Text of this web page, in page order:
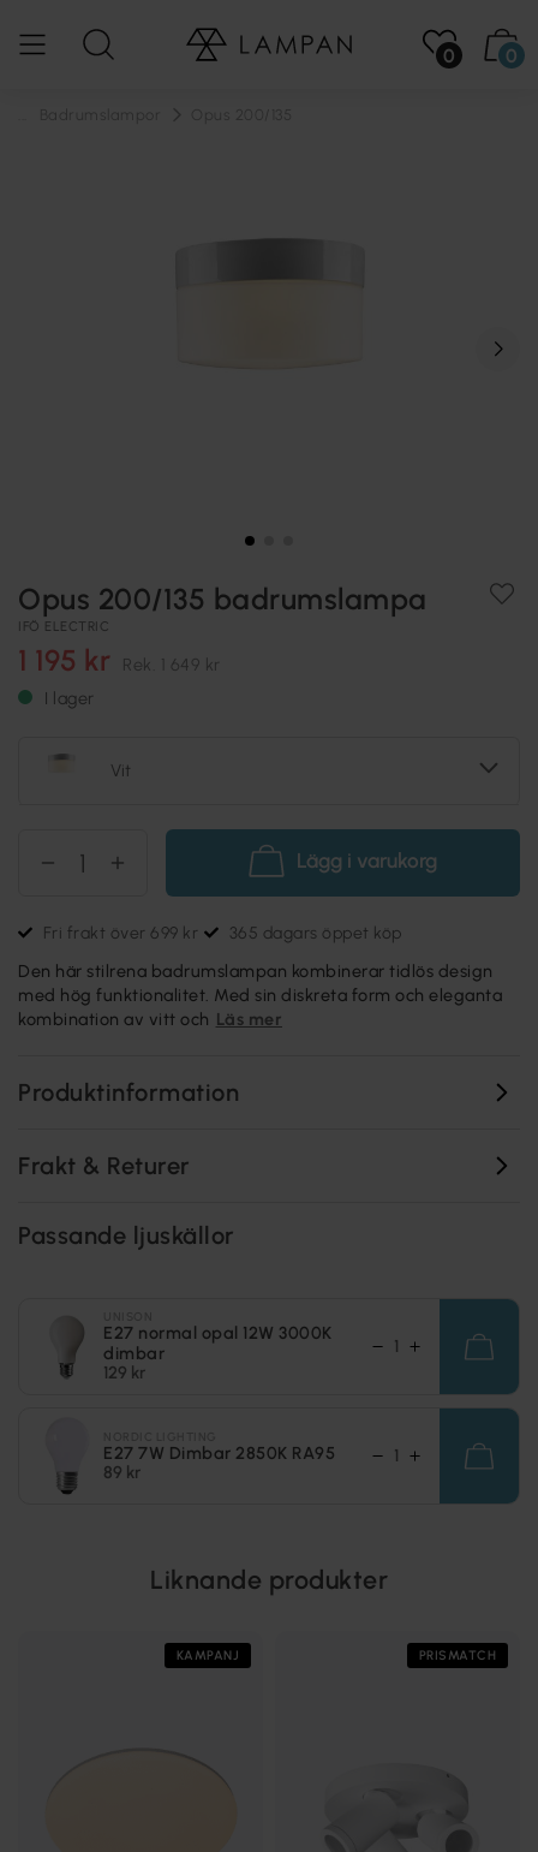
0 0
Opus 200/135 badrumslampa
IFÖ ELECTRIC
1 195 kr Rek. 1 649 kr
I lager
Vit
Lägg i varukorg
Fri frakt över 699 kr 365 dagars öppet köp
Den här stilrena badrumslampan kombinerar tidlös design
med hög funktionalitet. Med sin diskreta form och eleganta
kombination av vitt och Läs mer
Produktinformation
Frakt & Returer
Passande ljuskällor
E27 normal opal 12W 3000K
dimbar
129 kr
E27 7W Dimbar 2850K RA95
89 kr
Liknande produkter
KAMPANJ PRISMATCH